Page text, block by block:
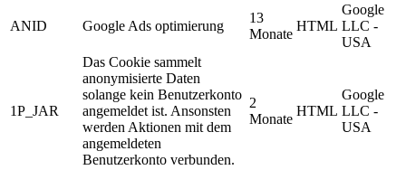
ANID Google Ads optimierung
13
Monate
HTML
Google
LLC -
USA
1P_JAR
Das Cookie sammelt
anonymisierte Daten
solange kein Benutzerkonto
angemeldet ist. Ansonsten
werden Aktionen mit dem
angemeldeten
Benutzerkonto verbunden.
2
Monate
HTML
Google
LLC -
USA